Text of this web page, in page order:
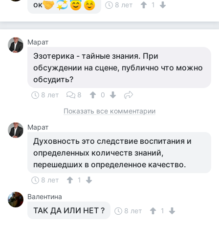
ок 8 лет 1
Марат
Эзотерика - тайные знания. При
обсуждении на сцене, публично что можно
обсудить?
8 лет 8
0
Показать все комментарии
Марат
Духовность это следствие воспитания и
определенных количеств знаний,
перешедших в определенное качество.
8 лет
1
Валентина
ТАК ДА ИЛИ НЕТ ? 8 лет 1